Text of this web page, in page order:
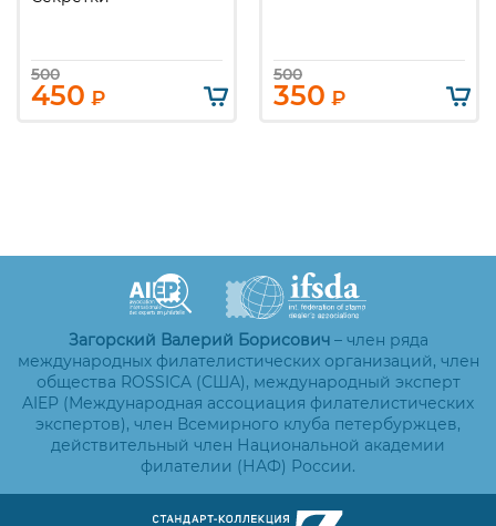
500
450 ₽
500
350 ₽
Загорский Валерий Борисович– член ряда
международных филателистических организаций, член
общества ROSSICA (США), международный эксперт
AIEP (Международная ассоциация филателистических
экспертов), член Всемирного клуба петербуржцев,
действительный член Национальной академии
филателии (НАФ) России.